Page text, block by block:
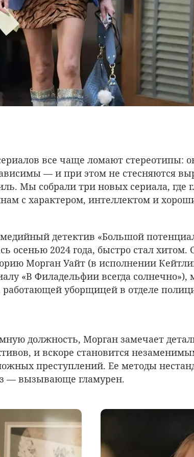
все чаще ломают стереотипы:
— и при этом не стесняются
Мы собрали три новых сериала, где
с характером, интеллектом и
детектив «Большой
осенью 2024 года, быстро стал хитом.
Морган Уайт (в исполнении
«В Филадельфии всегда
уборщицей в отделе
должность, Морган замечает
и вскоре становится
преступлений. Ее методы
— вызывающе гламурен.